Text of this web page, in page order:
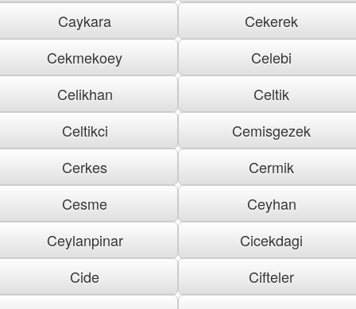
Caykara
Cekerek
Cekmekoey
Celebi
Celikhan
Celtik
Celtikci
Cemisgezek
Cerkes
Cermik
Cesme
Ceyhan
Ceylanpinar
Cicekdagi
Cide
Cifteler